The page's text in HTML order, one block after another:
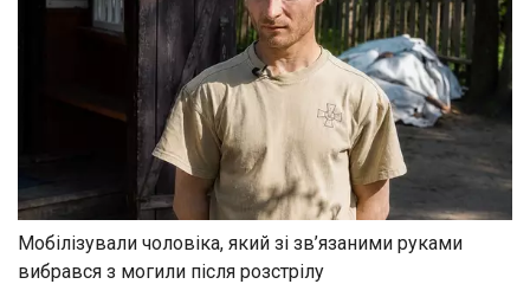
Мобілізували чоловіка, який зі зв’язаними руками
вибрався з могили після розстрілу